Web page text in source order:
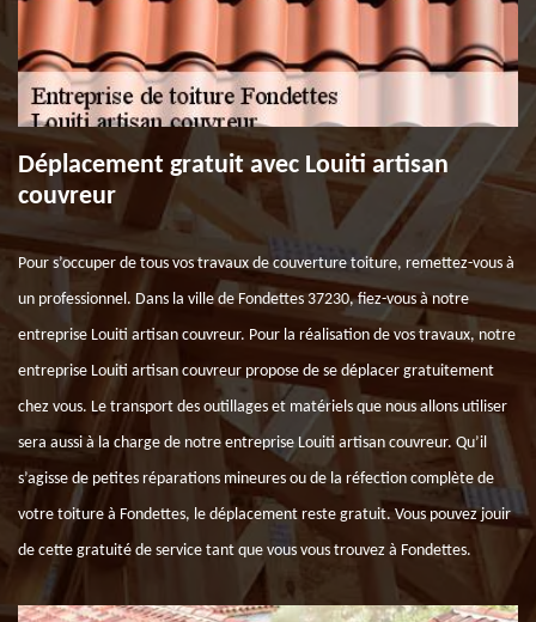
Déplacement gratuit avec Louiti artisan
couvreur
Pour s’occuper de tous vos travaux de couverture toiture, remettez-vous à
un professionnel. Dans la ville de Fondettes 37230, fiez-vous à notre
entreprise Louiti artisan couvreur. Pour la réalisation de vos travaux, notre
entreprise Louiti artisan couvreur propose de se déplacer gratuitement
chez vous. Le transport des outillages et matériels que nous allons utiliser
sera aussi à la charge de notre entreprise Louiti artisan couvreur. Qu’il
s’agisse de petites réparations mineures ou de la réfection complète de
votre toiture à Fondettes, le déplacement reste gratuit. Vous pouvez jouir
de cette gratuité de service tant que vous vous trouvez à Fondettes.